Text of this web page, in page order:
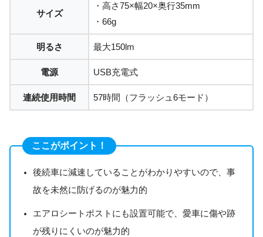
サイズ
・高さ75×幅20×奥行35mm
・66g
明るさ 最大150lm
電源 USB充電式
連続使用時間 57時間（フラッシュ6モード）
ここがポイント！
後続車に減速していることがわかりやすいので、事
故を未然に防げるのが魅力的
エアロシートポストにも設置可能で、愛車に傷や跡
が残りにくいのが魅力的